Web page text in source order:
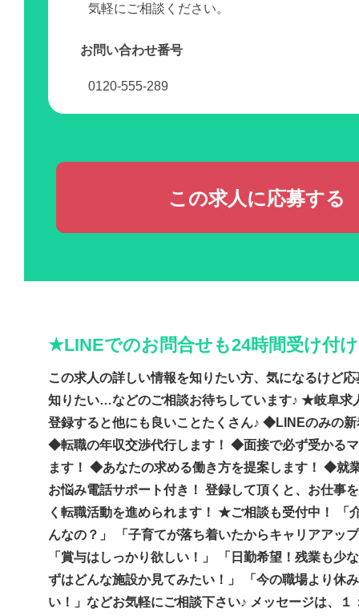
気軽にご相談ください。
お問い合わせ番号
0120-555-289
この求人に応募する
★LINEでのお問合せも24時間受け付
この求人の詳しい情報を知りたい方、気になるけど
知りたい…などのご相談お待ちしています♪ ★岐阜求
登録すると他にも良いことたくさん♪ ◆LINEのみの
◆転職の年収交渉代行します！ ◆面接で必ず受かる
ます！ ◆あなたの求める働き方を提案します！ ◆就
お悩み電話サポート付き！ 登録して頂くと、お仕事
く転職活動を進められます！ ★ご相談も受付中！ 「
んなの？」 「子育てが落ち着いたからキャリアアッ
「賞与はしっかり欲しい！」 「日勤希望！残業も少
ずはどんな施設か見てみたい！」 「今の職場より休
い！」などお気軽にご相談下さい♪ メッセージは、１